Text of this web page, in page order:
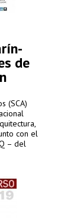
de
(SCA)
con el
– del